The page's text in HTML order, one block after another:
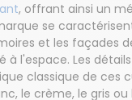
, offrant ainsi un
se
et les façades
l'espace. Les
classique de ces
le crème, le gris ou